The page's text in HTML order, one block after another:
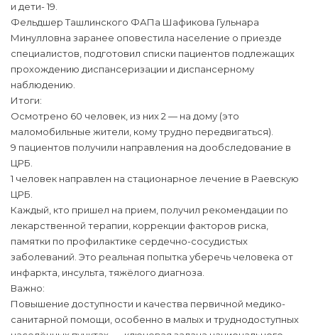
и дети- 19.
Фельдшер Ташлинского ФАПа Шафикова Гульнара
Минулловна заранее оповестила население о приезде
специалистов, подготовил списки пациентов подлежащих
прохождению диспансеризации и диспансерному
наблюдению.
Итоги:
Осмотрено 60 человек, из них 2 — на дому (это
маломобильные жители, кому трудно передвигаться).
9 пациентов получили направления на дообследование в
ЦРБ.
1 человек направлен на стационарное лечение в Раевскую
ЦРБ.
Каждый, кто пришел на прием, получил рекомендации по
лекарственной терапии, коррекции факторов риска,
памятки по профилактике сердечно-сосудистых
заболеваний. Это реальная попытка уберечь человека от
инфаркта, инсульта, тяжёлого диагноза.
Важно:
Повышение доступности и качества первичной медико-
санитарной помощи, особенно в малых и труднодоступных